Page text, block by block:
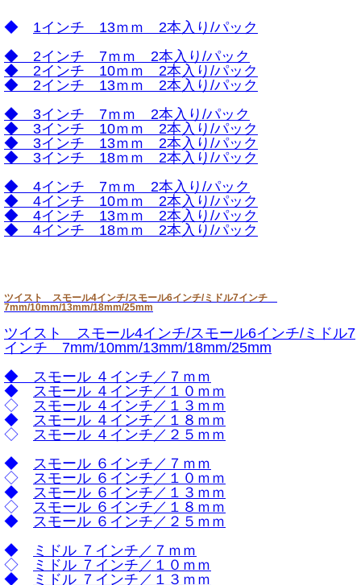
◆ 1インチ 13ｍｍ 2本入り/パック
◆ 2インチ 7ｍｍ 2本入り/パック
◆ 2インチ 10ｍｍ 2本入り/パック
◆ 2インチ 13ｍｍ 2本入り/パック
◆ 3インチ 7ｍｍ 2本入り/パック
◆ 3インチ 10ｍｍ 2本入り/パック
◆ 3インチ 13ｍｍ 2本入り/パック
◆ 3インチ 18ｍｍ 2本入り/パック
◆ 4インチ 7ｍｍ 2本入り/パック
◆ 4インチ 10ｍｍ 2本入り/パック
◆ 4インチ 13ｍｍ 2本入り/パック
◆ 4インチ 18ｍｍ 2本入り/パック
ツイスト スモール4インチ/スモール6インチ/ミドル7インチ
7mm/10mm/13mm/18mm/25mm
ツイスト スモール4インチ/スモール6インチ/ミドル7
インチ 7mm/10mm/13mm/18mm/25mm
◆ スモール ４インチ／７ｍｍ
◆ スモール ４インチ／１０ｍｍ
◇ スモール ４インチ／１３ｍｍ
◆ スモール ４インチ／１８ｍｍ
◇ スモール ４インチ／２５ｍｍ
◆ スモール ６インチ／７ｍｍ
◇ スモール ６インチ／１０ｍｍ
◆ スモール ６インチ／１３ｍｍ
◇ スモール ６インチ／１８ｍｍ
◆ スモール ６インチ／２５ｍｍ
◆
ミドル ７インチ／７ｍｍ
◇
ミドル ７インチ／１０ｍｍ
◆
ミドル ７インチ／１３ｍｍ